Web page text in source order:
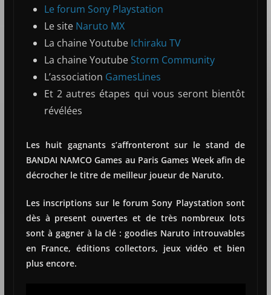
Le forum Sony Playstation
Le site Naruto MX
La chaine Youtube Ichiraku TV
La chaine Youtube Storm Community
L’association GamesLines
Et 2 autres étapes qui vous seront bientôt
révélées
Les huit gagnants s’affronteront sur le stand de
BANDAI NAMCO Games au Paris Games Week afin de
décrocher le titre de meilleur joueur de Naruto.
Les inscriptions sur le forum Sony Playstation sont
dès à present ouvertes et de très nombreux lots
sont à gagner à la clé : goodies Naruto introuvables
en France, éditions collectors, jeux vidéo et bien
plus encore.